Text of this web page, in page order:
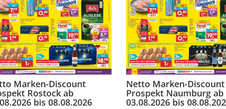
Marken-Discount
Rostock ab
bis 08.08.2026
Netto Marken-Discount
Prospekt Naumburg ab
03.08.2026 bis